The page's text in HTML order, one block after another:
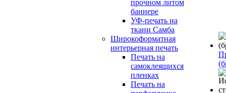
прочном литом
баннере
УФ-печать на
ткани Самба
Широкоформатная
интерьерная печать
Печать на
самоклеящихся
пленках
Печать на